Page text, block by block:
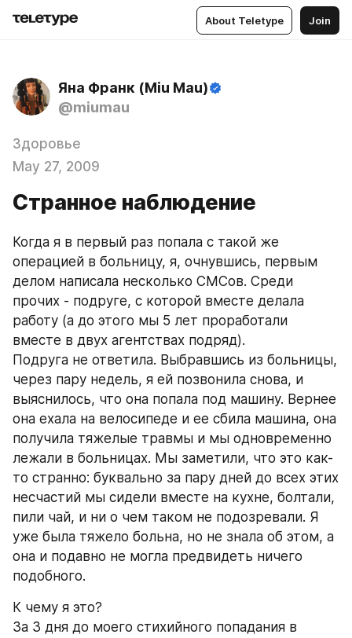
About Teletype Join
Яна Франк (Miu Mau)
@miumau
Здоровье
May 27, 2009
Странное наблюдение
Когда я в первый раз попала с такой же
операцией в больницу, я, очнувшись, первым
делом написала несколько СМСов. Среди
прочих - подруге, с которой вместе делала
работу (а до этого мы 5 лет проработали
вместе в двух агентствах подряд).
Подруга не ответила. Выбравшись из больницы,
через пару недель, я ей позвонила снова, и
выяснилось, что она попала под машину. Вернее
она ехала на велосипеде и ее сбила машина, она
получила тяжелые травмы и мы одновременно
лежали в больницах. Мы заметили, что это как-
то странно: буквально за пару дней до всех этих
несчастий мы сидели вместе на кухне, болтали,
пили чай, и ни о чем таком не подозревали. Я
уже была тяжело больна, но не знала об этом, а
она и подавно не могла предвидеть ничего
подобного.
К чему я это?
За 3 дня до моего стихийного попадания в